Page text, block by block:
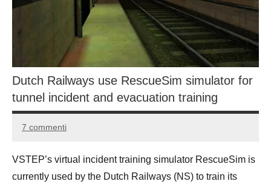
Dutch Railways use RescueSim simulator for
tunnel incident and evacuation training
20
2014
Andrea
7 commenti
VSTEP’s virtual incident training simulator RescueSim is
currently used by the Dutch Railways (NS) to train its